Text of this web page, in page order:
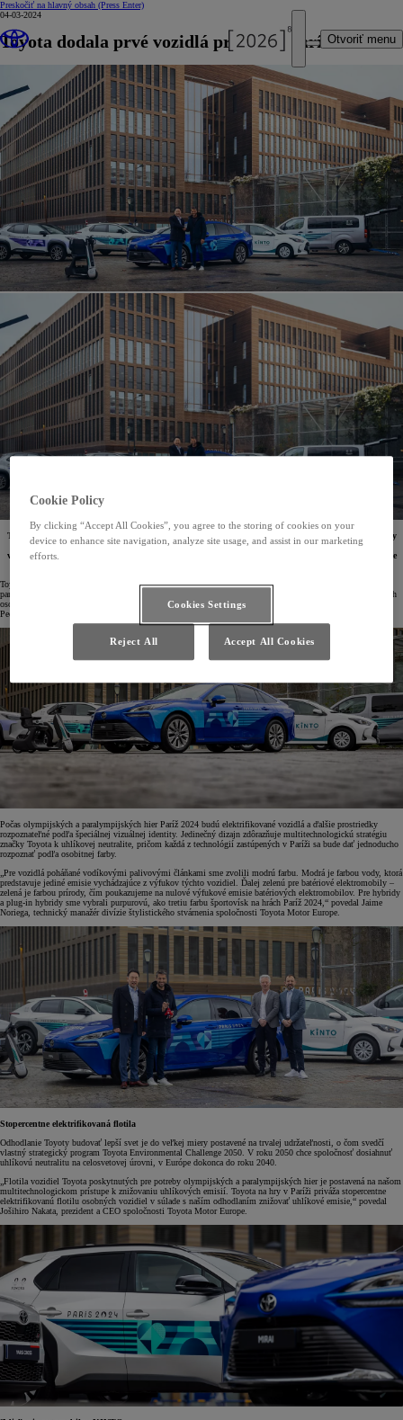
Preskočiť na hlavný obsah (Press Enter)
Otvoriť menu
04-03-2024
Toyota dodala prvé vozidlá pre hry v Paríži
Toyota už dodala prvé vozidlá na podporu olympijských a paralympijských hier v Paríži 2024. Hry
chce premeniť na prehliadku inovatívnej a udržateľnej mobility. Každá z technológií zastúpených
v rámci jednotlivých vozidiel sa bude dať rozpoznať podľa vlastnej farby. Doprava počas hier bude
Toyota v úlohe celosvetového partnera Medzinárodného olympijského výboru (IOC) a Medzinárodného
paralympijského výboru (IPC) pre mobilitu poskytne flotilu pozostávajúcu z viac než 2 650 elektrifikovaných
osobných automobilov a 700 elektrických prostriedkov mobility, kam patrí i 250 vozidiel APM (Accessible
People Mover) špeciálne upravených pre tieto hry a vyrobených v Európe.
Počas olympijských a paralympijských hier Paríž 2024 budú elektrifikované vozidlá a ďalšie prostriedky
rozpoznateľné podľa špeciálnej vizuálnej identity. Jedinečný dizajn zdôrazňuje multitechnologickú stratégiu
značky Toyota k uhlíkovej neutralite, pričom každá z technológií zastúpených v Paríži sa bude dať jednoducho
rozpoznať podľa osobitnej farby.
„Pre vozidlá poháňané vodíkovými palivovými článkami sme zvolili modrú farbu. Modrá je farbou vody, ktorá
predstavuje jediné emisie vychádzajúce z výfukov týchto vozidiel. Ďalej zelenú pre batériové elektromobily –
zelená je farbou prírody, čím poukazujeme na nulové výfukové emisie batériových elektromobilov. Pre hybridy
a plug-in hybridy sme vybrali purpurovú, ako tretiu farbu športovísk na hrách Paríž 2024,“ povedal Jaime
Noriega, technický manažér divízie štylistického stvárnenia spoločnosti Toyota Motor Europe.
Stopercentne elektrifikovaná flotila
Odhodlanie Toyoty budovať lepší svet je do veľkej miery postavené na trvalej udržateľnosti, o čom svedčí
vlastný strategický program Toyota Environmental Challenge 2050. V roku 2050 chce spoločnosť dosiahnuť
uhlíkovú neutralitu na celosvetovej úrovni, v Európe dokonca do roku 2040.
„Flotila vozidiel Toyota poskytnutých pre potreby olympijských a paralympijských hier je postavená na našom
multitechnologickom prístupe k znižovaniu uhlíkových emisií. Toyota na hry v Paríži priváža stopercentne
elektrifikovanú flotilu osobných vozidiel v súlade s naším odhodlaním znižovať uhlíkové emisie,“ povedal
Jošihiro Nakata, prezident a CEO spoločnosti Toyota Motor Europe.
Cookie Policy
By clicking “Accept All Cookies”, you agree to the storing of cookies on your
device to enhance site navigation, analyze site usage, and assist in our marketing
efforts.
Cookies Settings
Reject All Accept All Cookies